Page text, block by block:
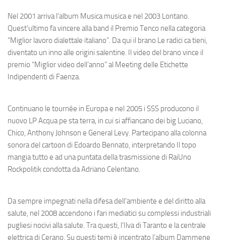
Nel 2001 arriva l’album Musica musicae nel 2003 Lontano.
Quest’ultimo fa vincere alla band il Premio Tenco nella categoria
“Miglior lavoro dialettale italiano”. Da qui il brano Le radici ca tieni,
diventato un inno alle origini salentine. Il video del brano vince il
premio “Miglior video dell’anno” al Meeting delle Etichette
Indipendenti di Faenza.
Continuano le tournée in Europa e nel 2005 i SSS producono il
nuovo LPAcqua pe sta terra, in cui si affiancano dei big Luciano,
Chico, Anthony Johnson e General Levy. Partecipano alla colonna
sonora del cartoon di Edoardo Bennato, interpretando Il topo
mangia tutto e ad una puntata della trasmissione di RaiUno
Rockpolitikcondotta da Adriano Celentano.
Da sempre impegnati nella difesa dell’ambiente e del diritto alla
salute, nel 2008 accendono i fari mediatici su complessi industriali
pugliesi nocivi alla salute. Tra questi, l’Ilva di Taranto e la centrale
elettrica di Cerano. Su questi temi è incentrato l’album Dammene